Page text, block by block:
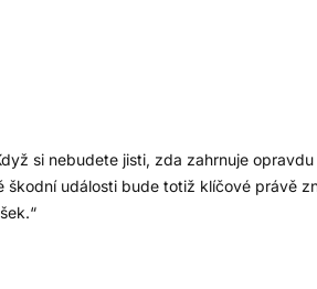
si nebudete jisti, zda zahrnuje
události bude totiž klíčové právě